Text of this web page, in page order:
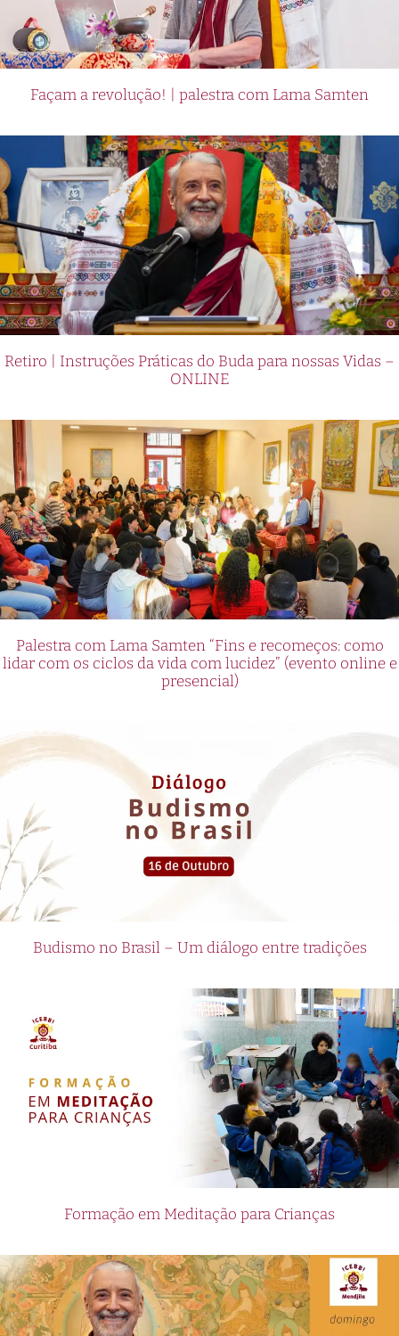
Façam a revolução! | palestra com Lama Samten
Retiro | Instruções Práticas do Buda para nossas Vidas –
ONLINE
Palestra com Lama Samten “Fins e recomeços: como
lidar com os ciclos da vida com lucidez” (evento online e
presencial)
Budismo no Brasil – Um diálogo entre tradições
Formação em Meditação para Crianças